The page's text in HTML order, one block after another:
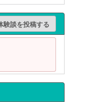
験談を投稿する